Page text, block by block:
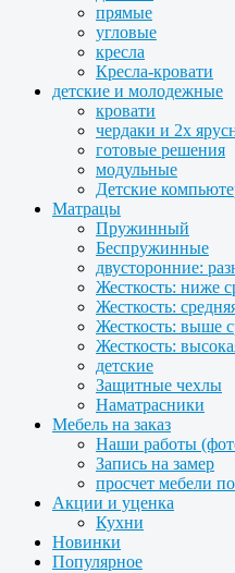
прямые
угловые
кресла
Кресла-кровати
детские и молодежные
кровати
чердаки и 2х
готовые решения
модульные
Детские
Матрацы
Пружинный
Беспружинные
двусторонние:
Жесткость: ниже
Жесткость:
Жесткость: выше
Жесткость:
детские
Защитные чехлы
Наматрасники
Мебель на заказ
Наши работы
Запись на замер
просчет мебели
Акции и уценка
Кухни
Новинки
Популярное